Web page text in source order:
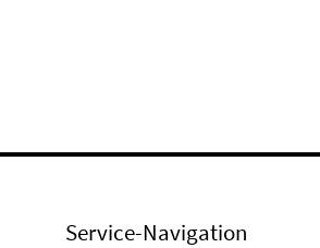
Service-Navigation